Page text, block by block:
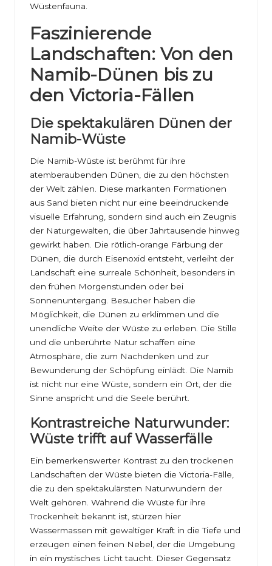
Wüstenfauna.
Faszinierende
Landschaften: Von den
Namib-Dünen bis zu
den Victoria-Fällen
Die spektakulären Dünen der
Namib-Wüste
Die Namib-Wüste ist berühmt für ihre
atemberaubenden Dünen, die zu den höchsten
der Welt zählen. Diese markanten Formationen
aus Sand bieten nicht nur eine beeindruckende
visuelle Erfahrung, sondern sind auch ein Zeugnis
der Naturgewalten, die über Jahrtausende hinweg
gewirkt haben. Die rötlich-orange Färbung der
Dünen, die durch Eisenoxid entsteht, verleiht der
Landschaft eine surreale Schönheit, besonders in
den frühen Morgenstunden oder bei
Sonnenuntergang. Besucher haben die
Möglichkeit, die Dünen zu erklimmen und die
unendliche Weite der Wüste zu erleben. Die Stille
und die unberührte Natur schaffen eine
Atmosphäre, die zum Nachdenken und zur
Bewunderung der Schöpfung einlädt. Die Namib
ist nicht nur eine Wüste, sondern ein Ort, der die
Sinne anspricht und die Seele berührt.
Kontrastreiche Naturwunder:
Wüste trifft auf Wasserfälle
Ein bemerkenswerter Kontrast zu den trockenen
Landschaften der Wüste bieten die Victoria-Fälle,
die zu den spektakulärsten Naturwundern der
Welt gehören. Während die Wüste für ihre
Trockenheit bekannt ist, stürzen hier
Wassermassen mit gewaltiger Kraft in die Tiefe und
erzeugen einen feinen Nebel, der die Umgebung
in ein mystisches Licht taucht. Dieser Gegensatz